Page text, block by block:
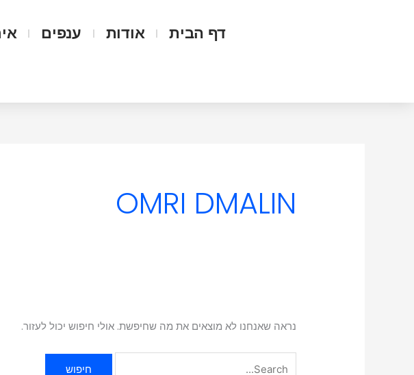
דף הבית אודות ענפים
OMRI DMALIN
נראה שאנחנו לא מוצאים את מה שחיפשת. אולי חיפוש יכול לעזור.